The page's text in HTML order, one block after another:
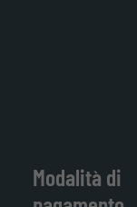
Modalità di